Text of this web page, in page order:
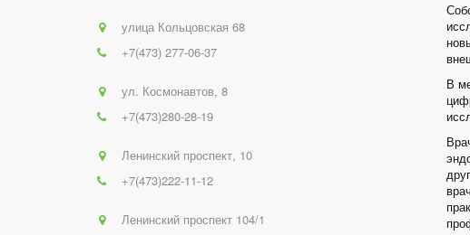
улица Кольцовская 68
+7(473) 277-06-37
ул. Космонавтов, 8
+7(473)280-28-19
Ленинский проспект, 10
+7(473)222-11-12
Ленинский проспект 104/1
В